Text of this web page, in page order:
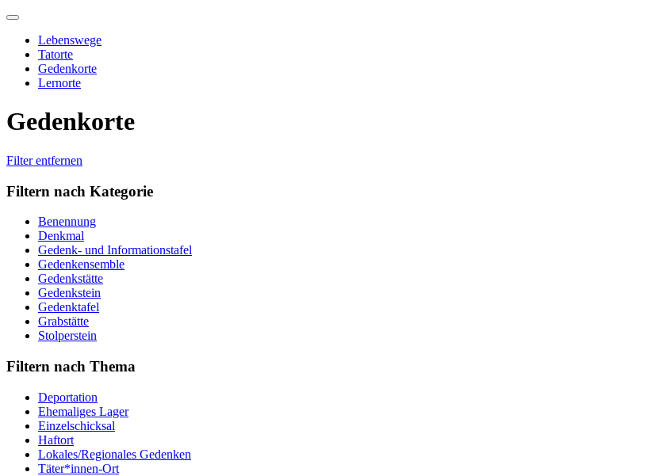
Skip
contentLebenswege
Tatorte
Gedenkorte
Lernorte
Gedenkorte
Filter entfernen
Filtern nach Kategorie
Benennung
Denkmal
Gedenk- und Informationstafel
Gedenkensemble
Gedenkstätte
Gedenkstein
Gedenktafel
Grabstätte
Stolperstein
Filtern nach Thema
Deportation
Ehemaliges Lager
Einzelschicksal
Haftort
Lokales/Regionales Gedenken
Täter*innen-Ort